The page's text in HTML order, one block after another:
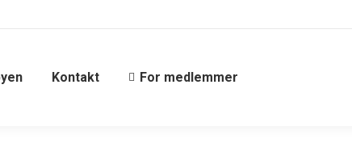
Kontakt For medlemmer